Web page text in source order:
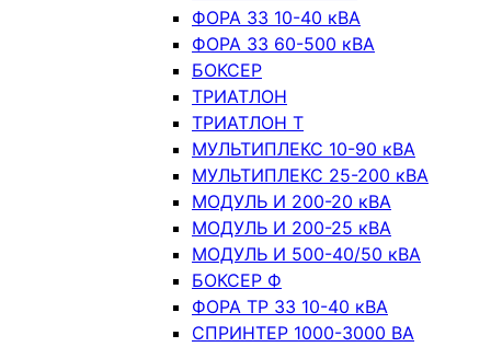
ФОРА 33 10-40 кВА
ФОРА 33 60-500 кВА
БОКСЕР
ТРИАТЛОН
ТРИАТЛОН Т
МУЛЬТИПЛЕКС 10-90 кВА
МУЛЬТИПЛЕКС 25-200 кВА
МОДУЛЬ И 200-20 кВА
МОДУЛЬ И 200-25 кВА
МОДУЛЬ И 500-40/50 кВА
БОКСЕР Ф
ФОРА ТР 33 10-40 кВА
СПРИНТЕР 1000-3000 ВА